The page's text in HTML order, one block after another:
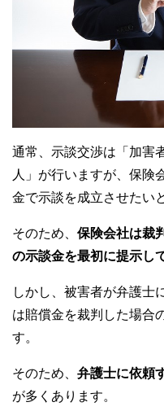
通常、示談交渉は「加害
人」が行いますが、保険
金で示談を成立させたい
そのため、 保険会社は裁
の示談金を最初に提示し
しかし、被害者が弁護士
は賠償金を裁判した場合
す。
そのため、 弁護士に依頼
が多くあります。